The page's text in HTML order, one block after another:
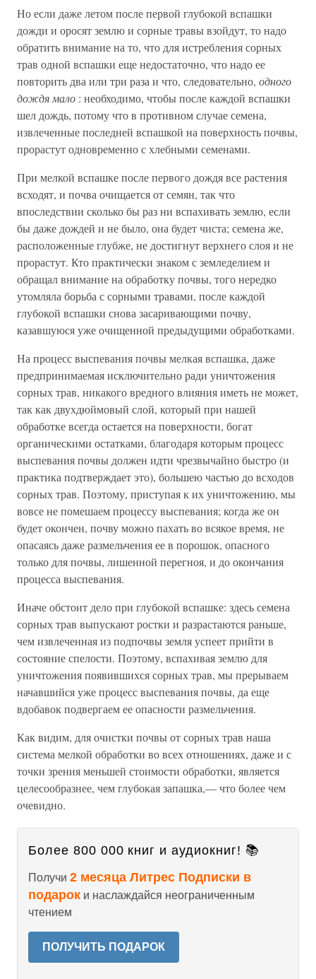
Но если даже летом после первой глубокой вспашки
дожди и оросят землю и сорные травы взойдут, то надо
обратить внимание на то, что для истребления сорных
трав одной вспашки еще недостаточно, что надо ее
повторить два или три раза и что, следовательно, одного
дождя мало : необходимо, чтобы после каждой вспашки
шел дождь, потому что в противном случае семена,
извлеченные последней вспашкой на поверхность почвы,
прорастут одновременно с хлебными семенами.
При мелкой вспашке после первого дождя все растения
всходят, и почва очищается от семян, так что
впоследствии сколько бы раз ни вспахивать землю, если
бы даже дождей и не было, она будет чиста; семена же,
расположенные глубже, не достигнут верхнего слоя и не
прорастут. Кто практически знаком с земледелием и
обращал внимание на обработку почвы, того нередко
утомляла борьба с сорными травами, после каждой
глубокой вспашки снова засаривающими почву,
казавшуюся уже очищенной предыдущими обработками.
На процесс выспевания почвы мелкая вспашка, даже
предпринимаемая исключительно ради уничтожения
сорных трав, никакого вредного влияния иметь не может,
так как двухдюймовый слой, который при нашей
обработке всегда остается на поверхности, богат
органическими остатками, благодаря которым процесс
выспевания почвы должен идти чрезвычайно быстро (и
практика подтверждает это), большею частью до всходов
сорных трав. Поэтому, приступая к их уничтожению, мы
вовсе не помешаем процессу выспевания; когда же он
будет окончен, почву можно пахать во всякое время, не
опасаясь даже размельчения ее в порошок, опасного
только для почвы, лишенной перегноя, и до окончания
процесса выспевания.
Иначе обстоит дело при глубокой вспашке: здесь семена
сорных трав выпускают ростки и разрастаются раньше,
чем извлеченная из подпочвы земля успеет прийти в
состояние спелости. Поэтому, вспахивая землю для
уничтожения появившихся сорных трав, мы прерываем
начавшийся уже процесс выспевания почвы, да еще
вдобавок подвергаем ее опасности размельчения.
Как видим, для очистки почвы от сорных трав наша
система мелкой обработки во всех отношениях, даже и с
точки зрения меньшей стоимости обработки, является
целесообразнее, чем глубокая запашка,— что более чем
очевидно.
Более 800 000 книг и аудиокниг! 📚
Получи 2 месяца Литрес Подписки в
подарок и наслаждайся неограниченным
чтением
ПОЛУЧИТЬ ПОДАРОК